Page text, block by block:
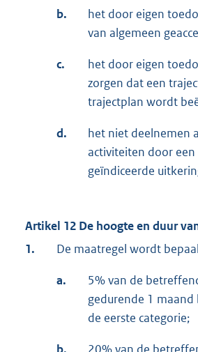
b.
het door eigen
van algemeen
c.
het door eigen
zorgen dat een
trajectplan wordt
d.
het niet deelnemen
activiteiten door
geïndiceerde
Artikel 12 De hoogte en duur
1.
De maatregel wordt
a.
5% van de
gedurende 1
de eerste categorie;